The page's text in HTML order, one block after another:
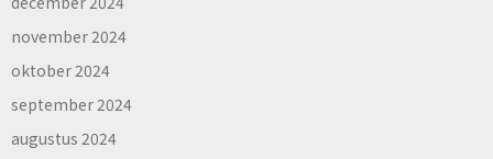
november 2024
oktober 2024
september 2024
augustus 2024